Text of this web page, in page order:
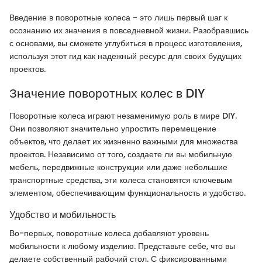
Введение в поворотные колеса - это лишь первый шаг к
осознанию их значения в повседневной жизни. Разобравшись
с основами, вы сможете углубиться в процесс изготовления,
используя этот гид как надежный ресурс для своих будущих
проектов.
Значение поворотных колес в DIY
Поворотные колеса играют незаменимую роль в мире DIY.
Они позволяют значительно упростить перемещение
объектов, что делает их жизненно важными для множества
проектов. Независимо от того, создаете ли вы мобильную
мебель, передвижные конструкции или даже небольшие
транспортные средства, эти колеса становятся ключевым
элементом, обеспечивающим функциональность и удобство.
Удобство и мобильность
Во-первых, поворотные колеса добавляют уровень
мобильности к любому изделию. Представьте себе, что вы
делаете собственный рабочий стол. С фиксированными